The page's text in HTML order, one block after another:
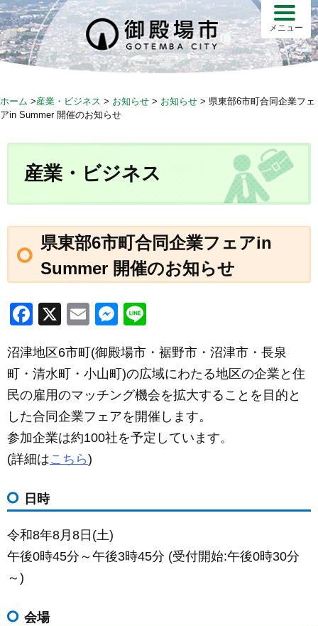
S
k
i
p
c
メニュー
ホーム >産業・ビジネス > お知らせ > お知らせ > 県東部6市町合同企業フェ
アin Summer 開催のお知らせ
産業・ビジネス
県東部6市町合同企業フェアin
Summer 開催のお知らせ
F
c
e
b
o
o
k
X
E
ail
M
ss
e
n
g
er
e
沼津地区6市町(御殿場市・裾野市・沼津市・長泉
町・清水町・小山町)の広域にわたる地区の企業と住
民の雇用のマッチング機会を拡大することを目的と
した合同企業フェアを開催します。
参加企業は約100社を予定しています。
(詳細はこちら)
日時
令和8年8月8日(土)
午後0時45分～午後3時45分 (受付開始:午後0時30分
～)
会場